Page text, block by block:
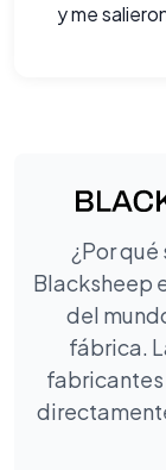
y me
¿Por
Blacksheep
del
fábrica.
fabricantes